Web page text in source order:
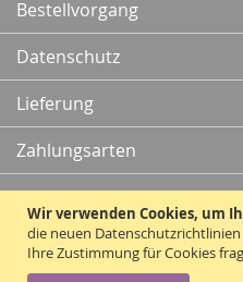
Wir verwenden Cookies, um
die neuen
Ihre Zustimmung für Cookies
Bestellvorgang
Datenschutz
Lieferung
Zahlungsarten
Kontakt
Vertrag widerrufen